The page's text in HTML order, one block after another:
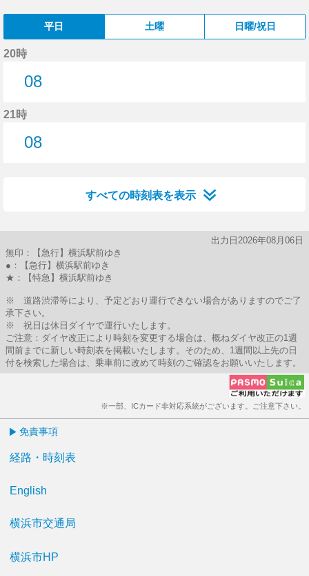
平日 土曜 日曜/祝日
20時
08
21時
08
すべての時刻表を表示
出力日2026年08月06日
無印：【急行】横浜駅前ゆき
●：【急行】横浜駅前ゆき
★：【特急】横浜駅前ゆき
※ 道路渋滞等により、予定どおり運行できない場合がありますのでご了
承下さい。
※ 祝日は休日ダイヤで運行いたします。
ご注意：ダイヤ改正により時刻を変更する場合は、概ねダイヤ改正の1週
間前までに新しい時刻表を掲載いたします。そのため、1週間以上先の日
付を検索した場合は、乗車前に改めて時刻のご確認をお願いいたします。
※一部、ICカード非対応系統がございます。ご注意下さい。
免責事項
経路・時刻表
English
横浜市交通局
横浜市HP